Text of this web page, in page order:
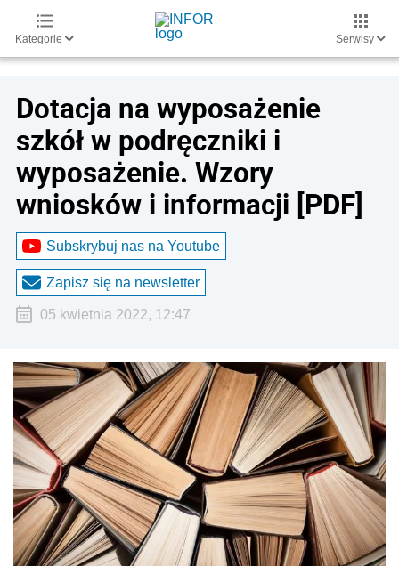
Kategorie Serwisy
Dotacja na wyposażenie
szkół w podręczniki i
wyposażenie. Wzory
wniosków i informacji [PDF]
Subskrybuj nas na Youtube
Zapisz się na newsletter
05 kwietnia 2022, 12:47